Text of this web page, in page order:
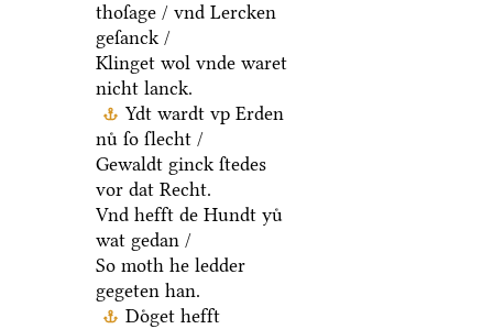
thoſage / vnd Lercken
geſanck /
Klinget wol vnde waret
nicht lanck.
Ydt wardt vp Erden
nuͤ ſo ſlecht /
Gewaldt ginck ſtedes
vor dat Recht.
Vnd hefft de Hundt yuͤ
wat gedan /
So moth he ledder
gegeten han.
Doͤget hefft